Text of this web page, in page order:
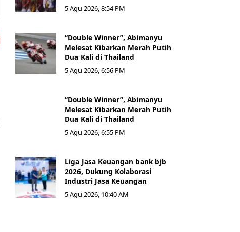
5 Agu 2026, 8:54 PM
“Double Winner”, Abimanyu
Melesat Kibarkan Merah Putih
Dua Kali di Thailand
5 Agu 2026, 6:56 PM
“Double Winner”, Abimanyu
Melesat Kibarkan Merah Putih
Dua Kali di Thailand
5 Agu 2026, 6:55 PM
Liga Jasa Keuangan bank bjb
2026, Dukung Kolaborasi
Industri Jasa Keuangan
5 Agu 2026, 10:40 AM